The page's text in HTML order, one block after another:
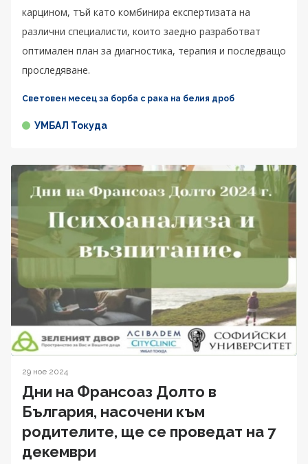
карцином, тъй като комбинира експертизата на
различни специалисти, които заедно разработват
оптимален план за диагностика, терапия и последващо
проследяване.
Световен месец за борба с рака на белия дроб
УМБАЛ Токуда
29 ное 2024
Дни на Франсоаз Долто в
България, насочени към
родителите, ще се проведат на 7
декември